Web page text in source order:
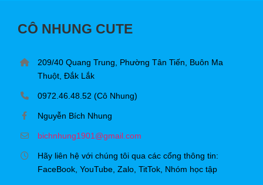
CÔ NHUNG CUTE
209/40 Quang Trung, Phường Tân Tiến, Buôn Ma
Thuột, Đắk Lắk
0972.46.48.52 (Cô Nhung)
Nguyễn Bích Nhung
bichnhung1901@gmail.com
Hãy liên hệ với chúng tôi qua các cổng thông tin:
FaceBook, YouTube, Zalo, TitTok, Nhóm học tập